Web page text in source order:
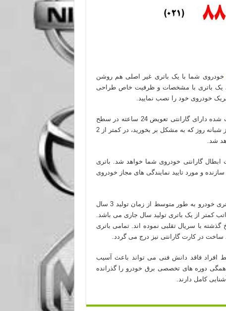
خودروی شما با یک باتری غیر اصلی هم روشن
یک باتری با مشخصات و ظرفیت خاص طراحی
خودروی خود را نصب نمایید.
باتری های نصب شده دارای گارانتی تعویض 24 ساعته در سطح
شهر تهران می باشند. در هر نقطه از شهر تهران و در هر ساعت از شبانه روز که به مشکل بر بخورید، در کمتر از 2
شد.
ابطال گارانتی خودروی شما خواهد شد. باتری
و مورد تایید نمایندگی های مجاز خودروی
عمر مفید یک باتری خودرو به طور متوسط از زمان تولید 3 سال
کمتر از یک باتری تولید سال جاری می باشد.
با سریال تقلبی نموده اند. تمامی باتری
در کارت گارانتی نیز درج می گردد.
افراد فاقد دانش فنی می تواند باعث آسیب
دوره های تخصصی برق خودرو را گذرانده
کامل دارند.